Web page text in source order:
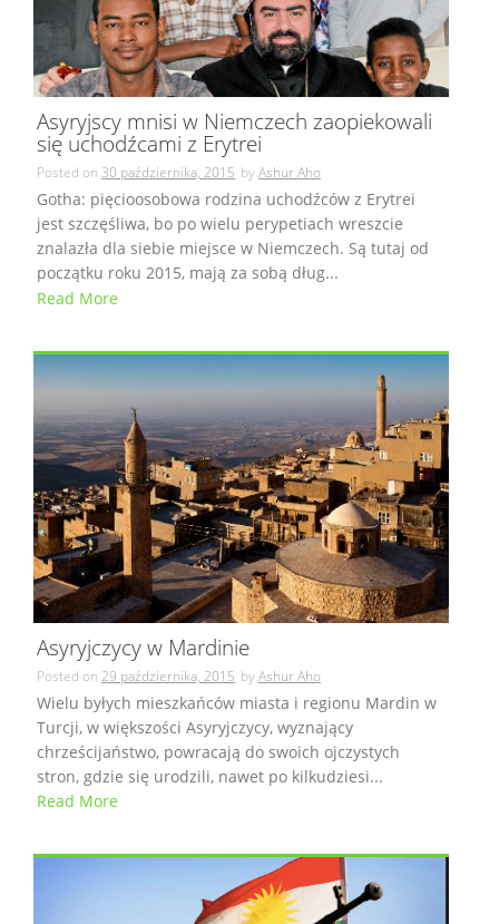
Asyryjscy mnisi w Niemczech zaopiekowali
się uchodźcami z Erytrei
Posted on 30 października, 2015 byAshur Aho
Gotha: pięcioosobowa rodzina uchodźców z Erytrei
jest szczęśliwa, bo po wielu perypetiach wreszcie
znalazła dla siebie miejsce w Niemczech. Są tutaj od
początku roku 2015, mają za sobą dług...
Read More
Asyryjczycy w Mardinie
Posted on 29 października, 2015 byAshur Aho
Wielu byłych mieszkańców miasta i regionu Mardin w
Turcji, w większości Asyryjczycy, wyznający
chrześcijaństwo, powracają do swoich ojczystych
stron, gdzie się urodzili, nawet po kilkudziesi...
Read More